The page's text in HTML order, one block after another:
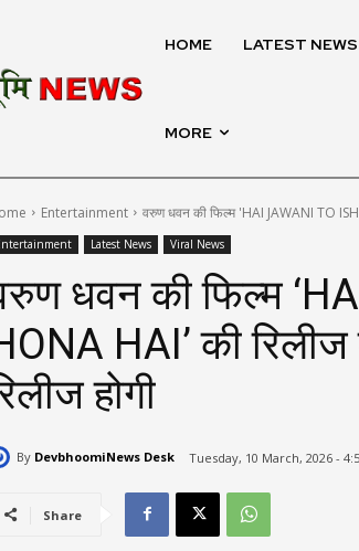
HOME LATEST NEWS
MORE
Entertainment वरुण धवन की फिल्म 'HAI JAWANI TO
Latest News Viral News
धवन की फिल्म
HAI’ की
होगी
By DevbhoomiNews Desk Tuesday, 10 March, 2026 -
Share